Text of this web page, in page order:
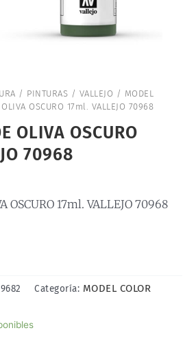
/ PINTURAS / VALLEJO / MODEL
OSCURO 17ml. VALLEJO 70968
OLIVA OSCURO
70968
OSCURO 17ml. VALLEJO 70968
Categoría: MODEL COLOR